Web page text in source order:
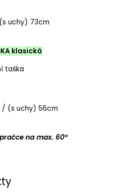
uchy) 73cm
klasická
taška
/ (s uchy) 56cm
na max. 60°